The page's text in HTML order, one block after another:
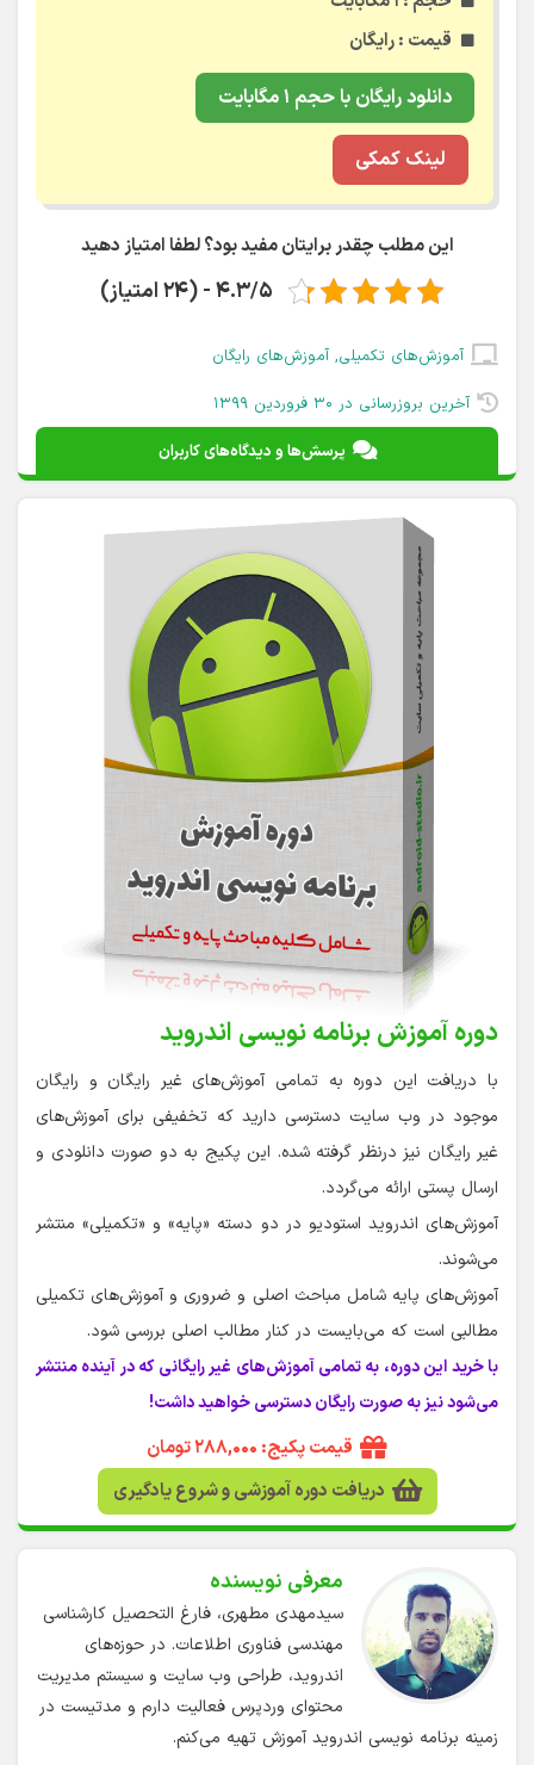
قیمت : رایگان
دانلود رایگان با حجم ۱ مگابایت
لینک کمکی
این مطلب چقدر برایتان مفید بود؟ لطفا امتیاز دهید
4.3/5 - (24 امتیاز)
آموزش‌های تکمیلی, آموزش‌های رایگان
آخرین بروزرسانی در ۳۰ فروردین ۱۳۹۹
پرسش‌ها و دیدگاه‌های کاربران
دوره آموزش برنامه نویسی اندروید
با دریافت این دوره به تمامی آموزش‌های غیر رایگان و رایگان
موجود در وب سایت دسترسی دارید که تخفیفی برای آموزش‌های
غیر رایگان نیز درنظر گرفته شده. این پکیج به دو صورت دانلودی و
ارسال پستی ارائه می‌گردد.
آموزش‌های اندروید استودیو در دو دسته «پایه» و «تکمیلی» منتشر
می‌شوند.
آموزش‌های پایه شامل مباحث اصلی و ضروری و آموزش‌های تکمیلی
مطالبی است که می‌بایست در کنار مطالب اصلی بررسی شود.
با خرید این دوره، به تمامی آموزش‌های غیر رایگانی که در آینده منتشر
می‌شود نیز به صورت رایگان دسترسی خواهید داشت!
قیمت پکیج: ۲۸۸,۰۰۰ تومان
دریافت دوره آموزشی و شروع یادگیری
معرفی نویسنده
سیدمهدی مطهری، فارغ التحصیل کارشناسی
مهندسی فناوری اطلاعات. در حوزه‌های
اندروید، طراحی وب سایت و سیستم مدیریت
محتوای وردپرس فعالیت دارم و مدتیست در
زمینه برنامه نویسی اندروید آموزش تهیه می‌کنم.